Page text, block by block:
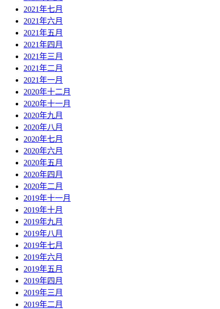
2021年七月
2021年六月
2021年五月
2021年四月
2021年三月
2021年二月
2021年一月
2020年十二月
2020年十一月
2020年九月
2020年八月
2020年七月
2020年六月
2020年五月
2020年四月
2020年二月
2019年十一月
2019年十月
2019年九月
2019年八月
2019年七月
2019年六月
2019年五月
2019年四月
2019年三月
2019年二月